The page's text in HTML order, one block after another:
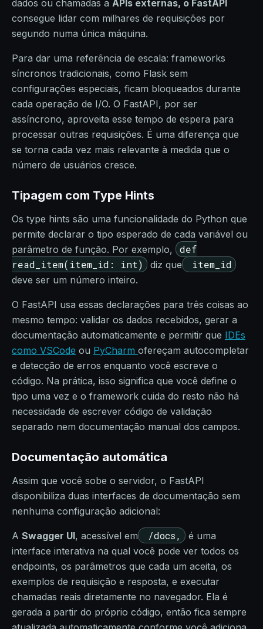
dados ou chamadas a APIs externas, o FastAPI
consegue lidar com milhares de requisições por
segundo numa única máquina.
Para dar uma referência de escala: frameworks
síncronos tradicionais, como Flask sem
configurações especiais, ficam bloqueados durante
cada operação de I/O. O FastAPI, por ser
assíncrono, aproveita esse tempo de espera para
processar outras requisições. É uma diferença que
se torna cada vez mais relevante à medida que o
número de usuários cresce.
Tipagem com Type Hints
Os type hints são uma funcionalidade do Python que
permite declarar o tipo esperado de cada variável ou
parâmetro de função. Por exemplo,
def
read_item(item_id: int)
diz que item_id
deve ser um número inteiro.
O FastAPI usa essas declarações para três coisas ao
mesmo tempo: validar os dados recebidos, gerar a
documentação automaticamente e permitir que IDEs
como VSCode ou PyCharm ofereçam autocompletar
e detecção de erros enquanto você escreve o
código. Na prática, isso significa que você define o
tipo uma vez e o framework cuida do resto não há
necessidade de escrever código de validação
separado nem documentação manual dos campos.
Documentação automática
Assim que você sobe o servidor, o FastAPI
disponibiliza duas interfaces de documentação sem
nenhuma configuração adicional:
A Swagger UI, acessível em /docs,
é uma
interface interativa na qual você pode ver todos os
endpoints, os parâmetros que cada um aceita, os
exemplos de requisição e resposta, e executar
chamadas reais diretamente no navegador. Ela é
gerada a partir do próprio código, então fica sempre